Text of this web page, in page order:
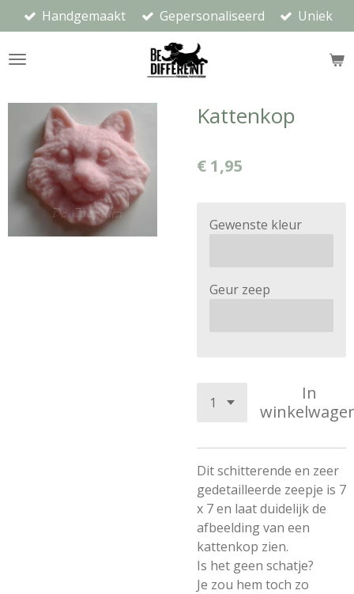
direct
naar
Handgemaakt Gepersonaliseerd Uniek
Kattenkop
€ 1,95
Gewenste kleur
Geur zeep
In
Dit schitterende en zeer
gedetailleerde zeepje is 7
x 7 en laat duidelijk de
afbeelding van een
kattenkop zien.
Is het geen schatje?
Je zou hem toch zo